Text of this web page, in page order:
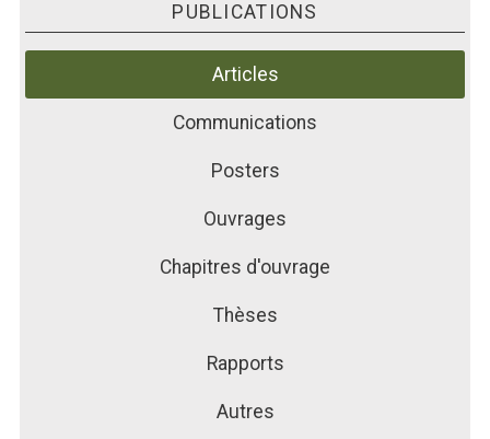
PUBLICATIONS
Articles
Communications
Posters
Ouvrages
Chapitres d'ouvrage
Thèses
Rapports
Autres